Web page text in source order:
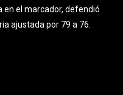
en el marcador, defendió
ajustada por 79 a 76.